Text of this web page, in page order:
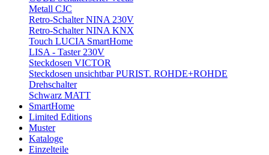
Metall CJC
Retro-Schalter NINA 230V
Retro-Schalter NINA KNX
Touch LUCIA SmartHome
LISA - Taster 230V
Steckdosen VICTOR
Steckdosen unsichtbar PURIST. ROHDE+ROHDE
Drehschalter
Schwarz MATT
SmartHome
Limited Editions
Muster
Kataloge
Einzelteile